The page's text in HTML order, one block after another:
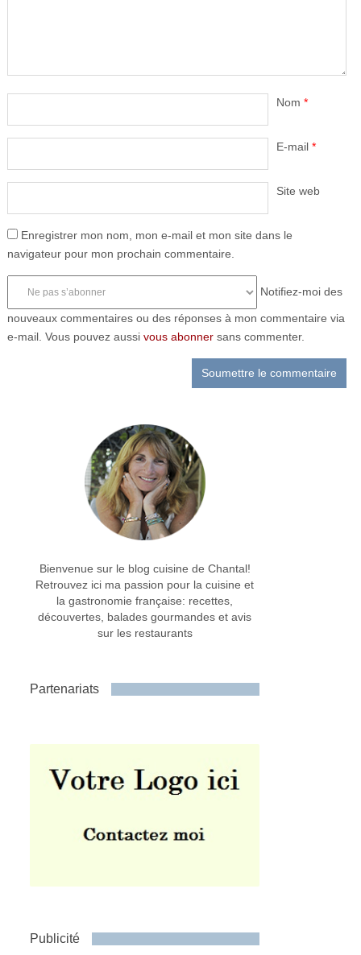
Nom *
E-mail *
Site web
Enregistrer mon nom, mon e-mail et mon site dans le
navigateur pour mon prochain commentaire.
Notifiez-moi des
nouveaux commentaires ou des réponses à mon commentaire via
e-mail. Vous pouvez aussi vous abonnersans commenter.
Bienvenue sur le blog cuisine de Chantal!
Retrouvez ici ma passion pour la cuisine et
la gastronomie française: recettes,
découvertes, balades gourmandes et avis
sur les restaurants
Partenariats
Publicité